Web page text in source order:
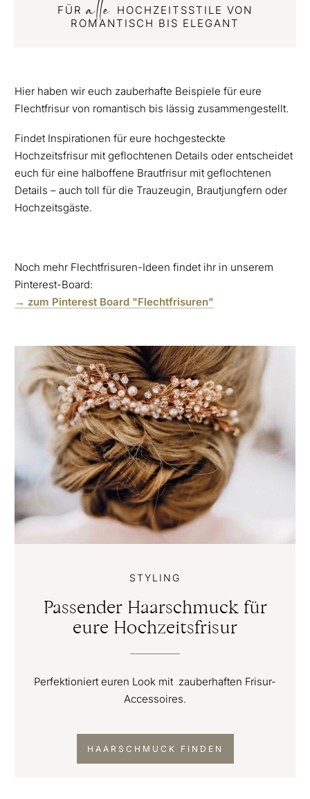
FÜRalle
HOCHZEITSSTILE VON
ROMANTISCH BIS ELEGANT
Hier haben wir euch zauberhafte Beispiele für eure
Flechtfrisur von romantisch bis lässig zusammengestellt.
Findet Inspirationen für eure hochgesteckte
Hochzeitsfrisur mit geflochtenen Details oder entscheidet
euch für eine halboffene Brautfrisur mit geflochtenen
Details – auch toll für die Trauzeugin, Brautjungfern oder
Hochzeitsgäste.
Noch mehr Flechtfrisuren-Ideen findet ihr in unserem
Pinterest-Board:
→ zum Pinterest Board "Flechtfrisuren"
STYLING
Passender Haarschmuck für
eure Hochzeitsfrisur
Perfektioniert euren Look mit zauberhaften Frisur-
Accessoires.
HAARSCHMUCK FINDEN